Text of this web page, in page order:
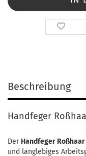
Beschreibung
Handfeger
Der Handfeger
und langlebiges